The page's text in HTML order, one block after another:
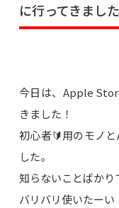
に行ってきました
今日は、Apple
きました！
初心者🔰用のモノ
した。
知らないことばかり
バリバリ使いたー